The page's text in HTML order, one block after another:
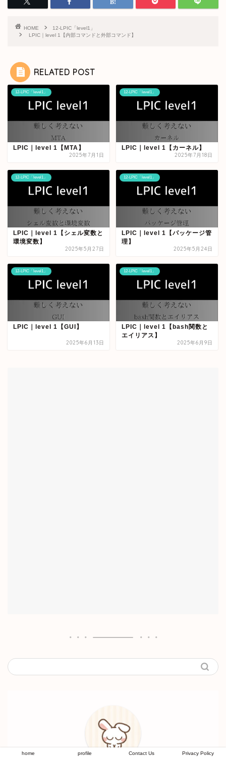
HOME
12-LPIC「level1」
LPIC｜level 1【内部コマンドと外部コマンド】
RELATED POST
12-LPIC「level1」
LPIC｜level 1【MTA】
2025年7月1日
12-LPIC「level1」
LPIC｜level 1【カーネル】
2025年7月18日
12-LPIC「level1」
LPIC｜level 1【シェル変数と
環境変数】
2025年5月27日
12-LPIC「level1」
LPIC｜level 1【パッケージ管
理】
2025年5月24日
12-LPIC「level1」
LPIC｜level 1【GUI】
2025年6月13日
12-LPIC「level1」
LPIC｜level 1【bash関数と
エイリアス】
2025年6月9日
home profile Contact Us Privacy Policy